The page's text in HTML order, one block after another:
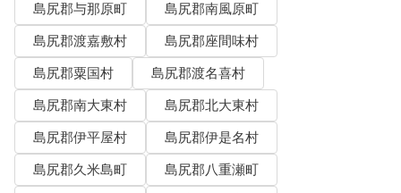
島尻郡与那原町
島尻郡南風原町
島尻郡渡嘉敷村
島尻郡座間味村
島尻郡粟国村
島尻郡渡名喜村
島尻郡南大東村
島尻郡北大東村
島尻郡伊平屋村
島尻郡伊是名村
島尻郡久米島町
島尻郡八重瀬町